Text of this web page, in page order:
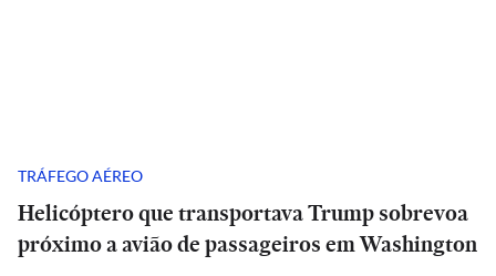
TRÁFEGO AÉREO
Helicóptero que transportava Trump sobrevoa
próximo a avião de passageiros em Washington